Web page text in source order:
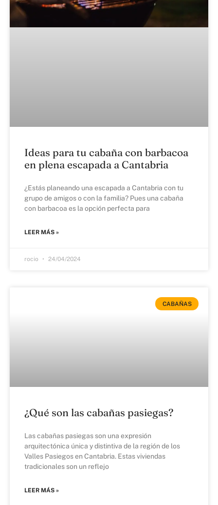
Ideas para tu cabaña con barbacoa
en plena escapada a Cantabria
¿Estás planeando una escapada a Cantabria con tu
grupo de amigos o con la familia? Pues una cabaña
con barbacoa es la opción perfecta para
LEER MÁS »
rocio 24/04/2024
CABAÑAS
¿Qué son las cabañas pasiegas?
Las cabañas pasiegas son una expresión
arquitectónica única y distintiva de la región de los
Valles Pasiegos en Cantabria. Estas viviendas
tradicionales son un reflejo
LEER MÁS »